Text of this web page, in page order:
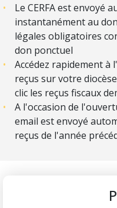
Le CERFA est envoyé
instantanément au
légales obligatoires
don ponctuel
Accédez rapidement
reçus sur votre
clic les reçus fiscaux
A l'occasion de
email est envoyé
reçus de l'année